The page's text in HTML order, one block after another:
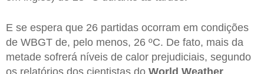
E se espera que 26 partidas ocorram em condições
de WBGT de, pelo menos, 26 ºC. De fato, mais da
metade sofrerá níveis de calor prejudiciais, segundo
os relatórios dos cientistas do World Weather